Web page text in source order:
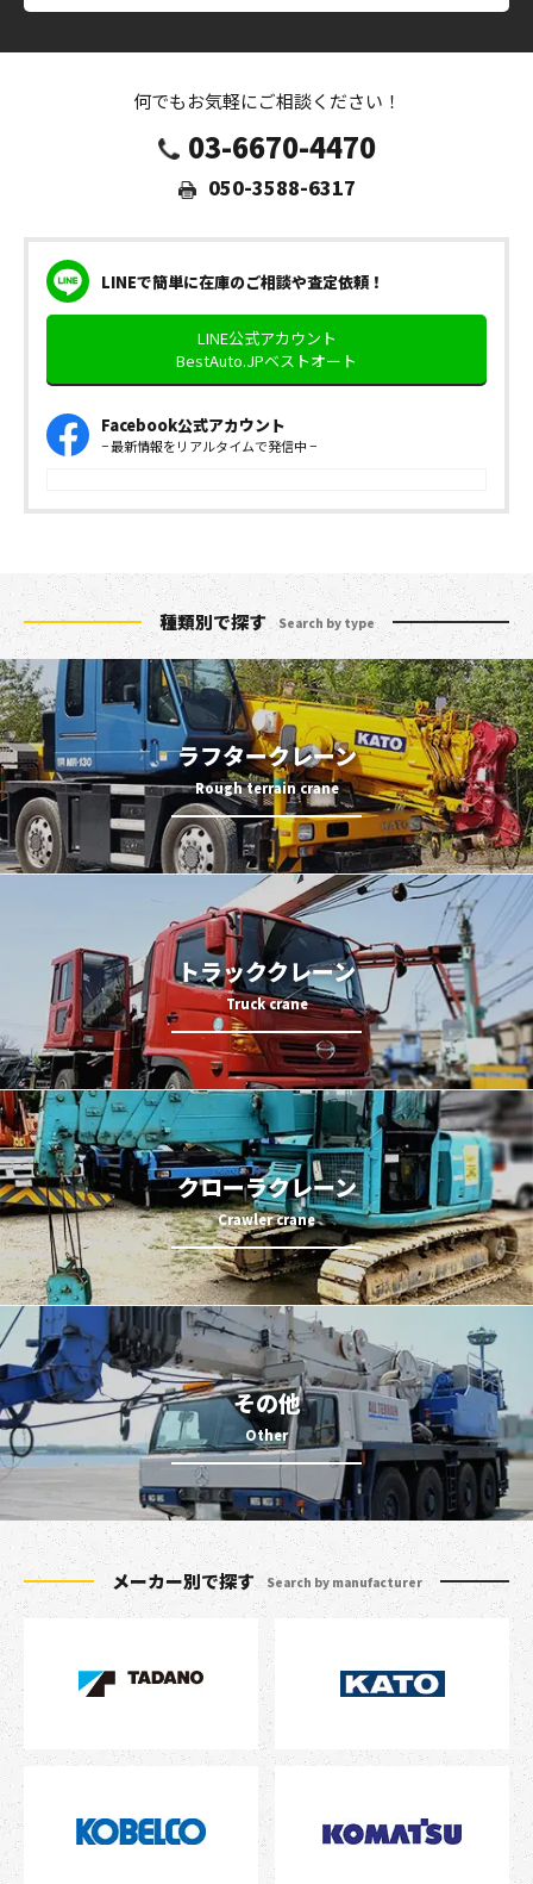
何でもお気軽にご相談ください！
03-6670-4470
050-3588-6317
LINEで簡単に在庫のご相談や査定依頼！
LINE公式アカウント
BestAuto.JPベストオート
Facebook公式アカウント
− 最新情報をリアルタイムで発信中 −
種類別で探す Search by type
ラフタークレーン
トラッククレーン
クローラクレーン
その他
メーカー別で探す Search by manufacturer